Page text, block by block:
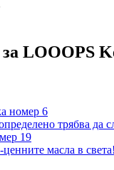
за LOOOPS
номер 6
трябва да
19
масла в света!